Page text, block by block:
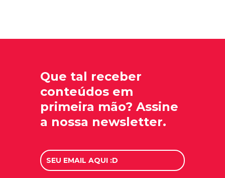
Que tal receber
conteúdos em
primeira mão? Assine
a nossa newsletter.